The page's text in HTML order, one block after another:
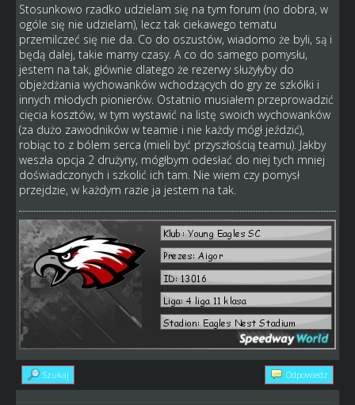
Stosunkowo rzadko udzielam się na tym forum (no dobra, w
ogóle się nie udzielam), lecz tak ciekawego tematu
przemilczeć się nie da. Co do oszustów, wiadomo że byli, są i
będą dalej, takie mamy czasy. A co do samego pomysłu,
jestem na tak, głównie dlatego że rezerwy służyłyby do
objeżdżania wychowanków wchodzących do gry ze szkółki i
innych młodych pionierów. Ostatnio musiałem przeprowadzić
cięcia kosztów, w tym wystawić na listę swoich wychowanków
(za dużo zawodników w teamie i nie każdy mógł jeździć),
robiąc to z bólem serca (mieli być przyszłością teamu). Jakby
weszła opcja 2 drużyny, mógłbym odesłać do niej tych mniej
doświadczonych i szkolić ich tam. Nie wiem czy pomysł
przejdzie, w każdym razie ja jestem na tak.
Szukaj Odpowiedz